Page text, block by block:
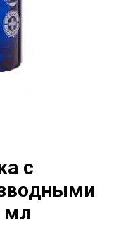
с
мл